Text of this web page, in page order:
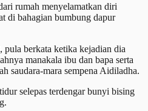
rumah menyelamatkan diri
di bahagian bumbung dapur
berkata ketika kejadian dia
manakala ibu dan bapa serta
saudara-mara sempena Aidiladha.
selepas terdengar bunyi bising